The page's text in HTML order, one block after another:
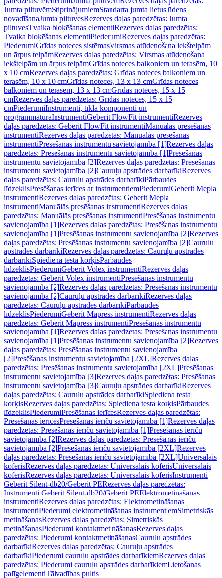
Jumta piltuvēmStiprinājumiemStandarta jumta lietus ūdens
novadīšanaJumta piltuvesRezerves daļas paredzētas: Jumta
piltuvesTvaika bloķēšanas elementiRezerves daļas paredzētas:
Tvaika bloķēšanas elementiPiederumiRezerves daļas paredzētas:
PiederumiGrīdas noteces sistēmasVirsmas atūdeņošana iekštelpām
un ārpus telpāmRezerves daļas paredzētas: Virsmas atūdeņošana
iekštelpām un ārpus telpāmGrīdas noteces balkoniem un terasēm, 10
x 10 cmRezerves daļas paredzētas: Grīdas noteces balkoniem un
terasēm, 10 x 10 cmGrīdas noteces, 13 x 13 cmGrīdas noteces
balkoniem un terasēm, 13 x 13 cmGrīdas noteces, 15 x 15
cmRezerves daļas paredzētas: Grīdas noteces, 15 x 15
cmPiederumiInstrumenti, tīkla komponenti un
programmatūraInstrumentiGeberit FlowFit instrumentiRezerves
daļas paredzētas: Geberit FlowFit instrumentiManuālās presēšanas
instrumentiRezerves daļas paredzētas: Manuālās presēšanas
instrumentiPresēšanas instrumentu savietojamība [1]Rezerves daļas
paredzētas: Presēšanas instrumentu savietojamība [1]Presēšanas
instrumentu savietojamība [2]Rezerves daļas paredzētas: Presēšanas
instrumentu savietojamība [2]Cauruļu apstrādes darbarīkiRezerves
daļas paredzētas: Cauruļu apstrādes darbarīkiPārbaudes
līdzeklisPresēšanas ierīces ar instrumentiemPiederumiGeberit Mepla
instrumentiRezerves daļas paredzētas: Geberit Mepla
instrumentiManuālās presēšanas instrumentiRezerves daļas
paredzētas: Manuālās presēšanas instrumentiPresēšanas instrumentu
savienojamība [1]Rezerves daļas paredzētas: Presēšanas instrumentu
savienojamība [1]Presēšanas instrumentu savienojamība [2]Rezerves
daļas paredzētas: Presēšanas instrumentu savienojamība [2]Cauruļu
apstrādes darbarīkiRezerves daļas paredzētas: Cauruļu apstrādes
darbarīkiSpiediena testa korķisPārbaudes
līdzeklisPiederumiGeberit Volex instrumentiRezerves daļas
paredzētas: Geberit Volex instrumentiPresēšanas instrumentu
savienojamība [2]Rezerves daļas paredzētas: Presēšanas instrumentu
savienojamība [2]Cauruļu apstrādes darbarīkiRezerves daļas
paredzētas: Cauruļu apstrādes darbarīkiPārbaudes
līdzeklisPiederumiGeberit Mapress instrumentiRezerves daļas
paredzētas: Geberit Mapress instrumentiPresēšanas instrumentu
savienojamība [1]Rezerves daļas paredzētas: Presēšanas instrumentu
savienojamība [1]Presēšanas instrumentu savienojamība [2]Rezerves
daļas paredzētas: Presēšanas instrumentu savienojamība
[2]Presēšanas instrumentu savietojamība [2XL]Rezerves daļas
paredzētas: Presēšanas instrumentu savietojamība [2XL]Presēšanas
instrumentu savietojamība [3]Rezerves daļas paredzētas: Presēšanas
instrumentu savietojamība [3]Cauruļu apstrādes darbarīkiRezerves
daļas paredzētas: Cauruļu apstrādes darbarīkiSpiediena testa
korķisRezerves daļas paredzētas: Spiediena testa korķisPārbaudes
līdzeklisPiederumiPresēšanas ierīcesRezerves daļas paredzētas:
Presēšanas ierīcesPresēšanas ierīču savietojamība [1]Rezerves daļas
paredzētas: Presēšanas ierīču savietojamība [1]Presēšanas ierīču
savietojamība [2]Rezerves daļas paredzētas: Presēšanas ierīču
savietojamība [2]Presēšanas ierīču savietojamība [2XL]Rezerves
daļas paredzētas: Presēšanas ierīču savietojamība [2XL]Universālais
koferisRezerves daļas paredzētas: Universālais koferisUniversālais
koferisRezerves daļas paredzētas: Universālais koferisInstrumenti
Geberit Silent-db20/Geberit PERezerves daļas paredzētas:
Instrumenti Geberit Silent-db20/Geberit PEElektrometināšanas
instrumentiRezerves daļas paredzētas: Elektrometināšanas
instrumentiPiederumi elektrometināšanas instrumentiemSimetriskās
metināšanasRezerves daļas paredzētas: Simetriskās
metināšanasPiederumi kontaktmetināšanasRezerves daļas
paredzētas: Piederumi kontaktmetināšanasCauruļu apstrādes
darbarīkiRezerves daļas paredzētas: Cauruļu apstrādes
darbarīkiPiederumi cauruļu apstrādes darbarīkiemRezerves daļas
paredzētas: Piederumi cauruļu apstrādes darbarīkiemLietošanas
palīgelementiTālvadības pultis